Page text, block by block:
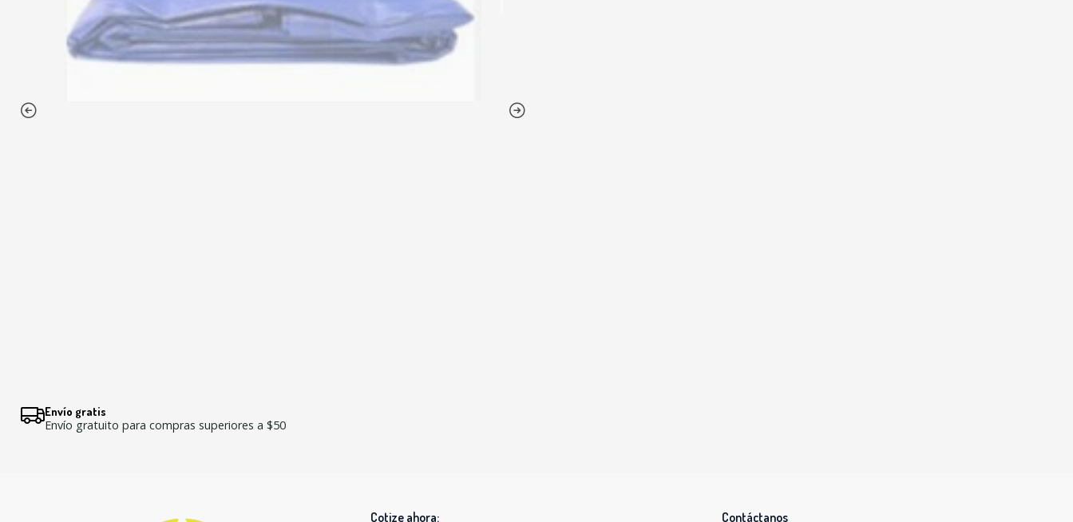
Envío gratis
Envío gratuito para compras superiores a $50
Cotize ahora: Contáctanos